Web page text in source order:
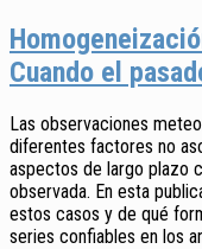
Cuando el
Las observaciones
diferentes factores no
aspectos de largo plazo
observada. En esta
estos casos y de qué
series confiables en los